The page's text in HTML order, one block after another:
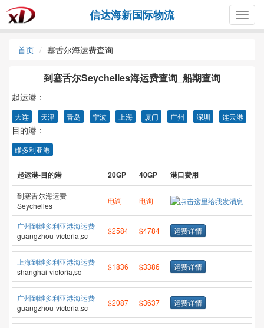
信达海新国际物流
首页 塞舌尔海运费查询
到塞舌尔Seychelles海运费查询_船期查询
起运港：
大连 天津 青岛 宁波 上海 厦门 广州 深圳 连云港
目的港：
维多利亚港
起运港-目的港 20GP 40GP 港口费用
到塞舌尔海运费
Seychelles
电询 电询
广州到维多利亚港海运费
guangzhou-victoria,sc
$2584 $4784 运费详情
上海到维多利亚港海运费
shanghai-victoria,sc
$1836 $3386 运费详情
广州到维多利亚港海运费
guangzhou-victoria,sc
$2087 $3637 运费详情